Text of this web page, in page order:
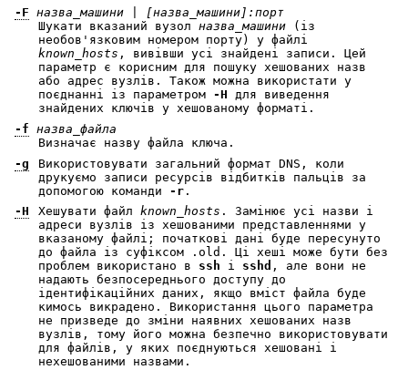
-F назва_машини
[назва_машини]:порт
Шукати вказаний вузол назва_машини
необов'язковим номером порту) у файлі
known_hosts , вивівши усі знайдені записи. Цей
параметр є корисним для пошуку хешованих назв
або адрес вузлів. Також можна використати у
поєднанні із параметром -H для виведення
знайдених ключів у хешованому форматі.
-f назва_файла
Визначає назву файла ключа.
-g
Використовувати загальний формат DNS, коли
друкуємо записи ресурсів відбитків пальців за
допомогою команди -r .
-H
Хешувати файл known_hosts . Замінює усі назви і
адреси вузлів із хешованими представленнями у
вказаному файлі; початкові дані буде пересунуто
до файла із суфіксом .old. Ці хеші може бути без
проблем використано в ssh і sshd , але вони не
надають безпосереднього доступу до
ідентифікаційних даних, якщо вміст файла буде
кимось викрадено. Використання цього параметра
не призведе до зміни наявних хешованих назв
вузлів, тому його можна безпечно використовувати
для файлів, у яких поєднуються хешовані і
нехешованими назвами.